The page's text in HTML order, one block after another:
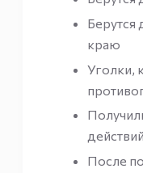
краю
Уголки,
После